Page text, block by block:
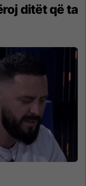
ditët që ta